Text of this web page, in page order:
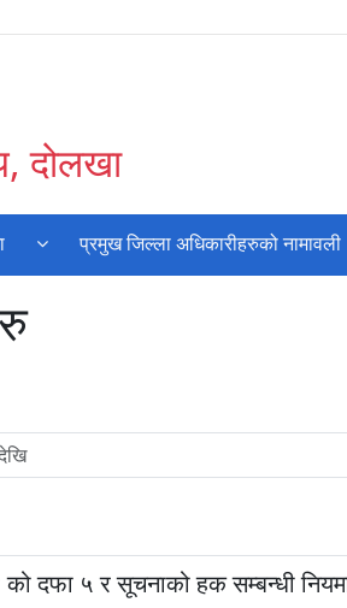
दोलखा
प्रमुख जिल्ला अधिकारीहरुको नामावली
दफा ५ र सूचनाको हक सम्बन्धी